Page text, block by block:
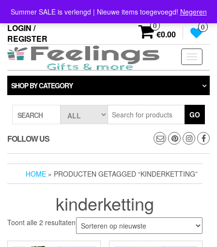
the
content
Summer SALE is verlengd | Nieuwe items toegevoegd! Negeren
info@feelings-giftshop.nl
LOGIN /
REGISTER
0
€0.00
0
Toggle
SHOP BY CATEGORY
SEARCH GO
FOLLOW US
HOME » PRODUCTEN GETAGGED “KINDERKETTING”
kinderketting
Toont alle 2 resultaten Gesorteerd
op
nieuwste